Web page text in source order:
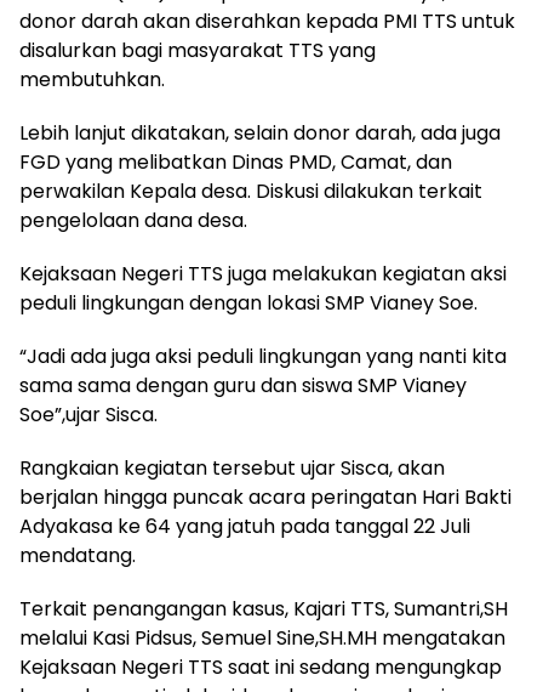
donor darah akan diserahkan kepada PMI TTS untuk
disalurkan bagi masyarakat TTS yang
membutuhkan.
Lebih lanjut dikatakan, selain donor darah, ada juga
FGD yang melibatkan Dinas PMD, Camat, dan
perwakilan Kepala desa. Diskusi dilakukan terkait
pengelolaan dana desa.
Kejaksaan Negeri TTS juga melakukan kegiatan aksi
peduli lingkungan dengan lokasi SMP Vianey Soe.
“Jadi ada juga aksi peduli lingkungan yang nanti kita
sama sama dengan guru dan siswa SMP Vianey
Soe”,ujar Sisca.
Rangkaian kegiatan tersebut ujar Sisca, akan
berjalan hingga puncak acara peringatan Hari Bakti
Adyakasa ke 64 yang jatuh pada tanggal 22 Juli
mendatang.
Terkait penangangan kasus, Kajari TTS, Sumantri,SH
melalui Kasi Pidsus, Semuel Sine,SH.MH mengatakan
Kejaksaan Negeri TTS saat ini sedang mengungkap